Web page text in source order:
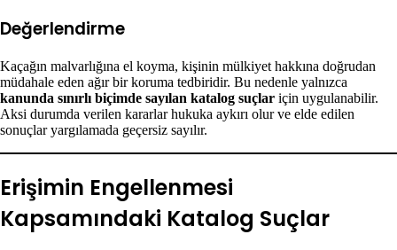
Değerlendirme
Kaçağın malvarlığına el koyma, kişinin mülkiyet hakkına doğrudan
müdahale eden ağır bir koruma tedbiridir. Bu nedenle yalnızca
kanunda sınırlı biçimde sayılan katalog suçlar için uygulanabilir.
Aksi durumda verilen kararlar hukuka aykırı olur ve elde edilen
sonuçlar yargılamada geçersiz sayılır.
Erişimin Engellenmesi
Kapsamındaki Katalog Suçlar